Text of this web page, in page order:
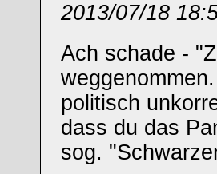
2013/07/18
Ach schade -
politisch
dass du das
sog.